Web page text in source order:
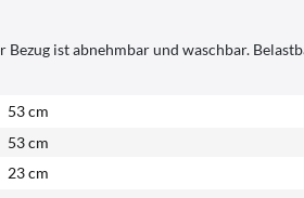
ist abnehmbar und waschbar.
53 cm
53 cm
23 cm